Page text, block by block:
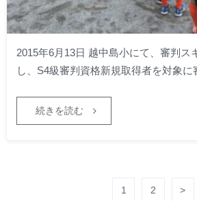
2015年6月13日 越中島小にて、審判ス
し、S4級審判資格新規取得者を対象
続きを読む
1 2 >